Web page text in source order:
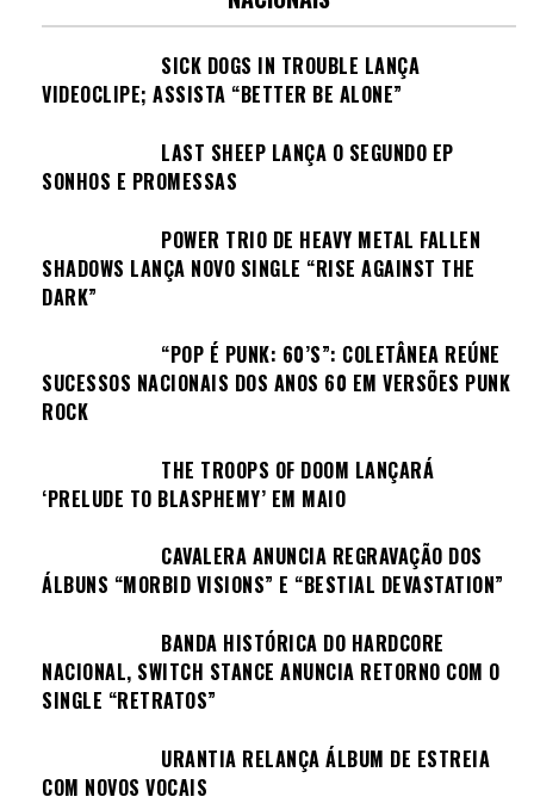
SICK DOGS IN TROUBLE LANÇA
VIDEOCLIPE; ASSISTA “BETTER BE ALONE”
LAST SHEEP LANÇA O SEGUNDO EP
SONHOS E PROMESSAS
POWER TRIO DE HEAVY METAL FALLEN
SHADOWS LANÇA NOVO SINGLE “RISE AGAINST THE
DARK”
“POP É PUNK: 60’S”: COLETÂNEA REÚNE
SUCESSOS NACIONAIS DOS ANOS 60 EM VERSÕES PUNK
ROCK
THE TROOPS OF DOOM LANÇARÁ
‘PRELUDE TO BLASPHEMY’ EM MAIO
CAVALERA ANUNCIA REGRAVAÇÃO DOS
ÁLBUNS “MORBID VISIONS” E “BESTIAL DEVASTATION”
BANDA HISTÓRICA DO HARDCORE
NACIONAL, SWITCH STANCE ANUNCIA RETORNO COM O
SINGLE “RETRATOS”
URANTIA RELANÇA ÁLBUM DE ESTREIA
COM NOVOS VOCAIS